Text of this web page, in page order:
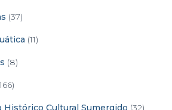
(37)
(11)
(8)
Histórico Cultural Sumergido (32)